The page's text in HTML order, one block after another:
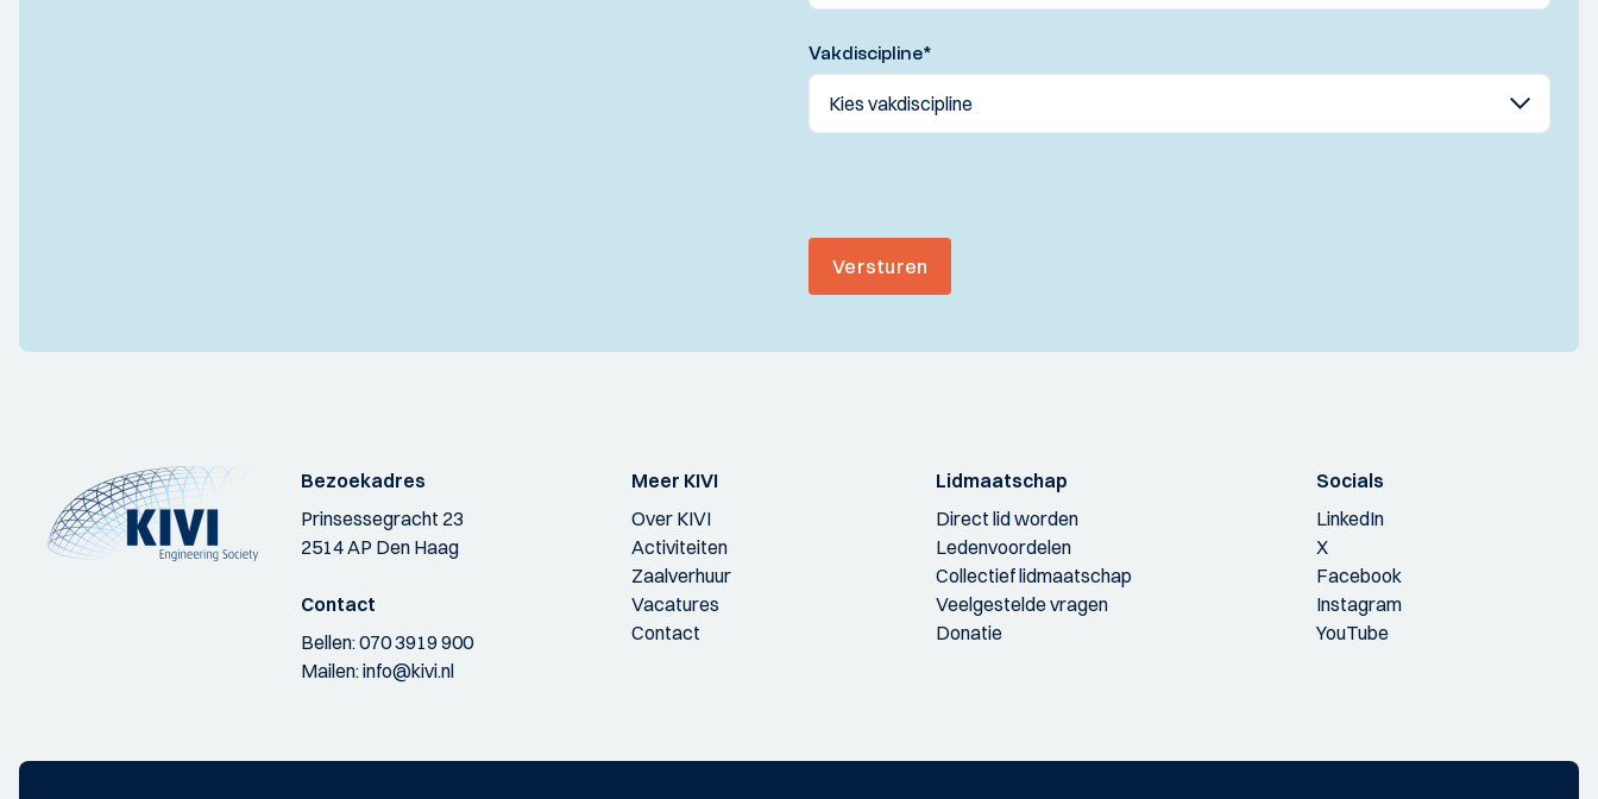
Vakdiscipline*
Versturen
Bezoekadres
Prinsessegracht 23
2514 AP Den Haag
Contact
Bellen:070 3919 900
Mailen:info@kivi.nl
Meer KIVI
Over KIVI
Activiteiten
Zaalverhuur
Vacatures
Contact
Lidmaatschap
Direct lid worden
Ledenvoordelen
Collectief lidmaatschap
Veelgestelde vragen
Donatie
Socials
LinkedIn
X
Facebook
Instagram
YouTube